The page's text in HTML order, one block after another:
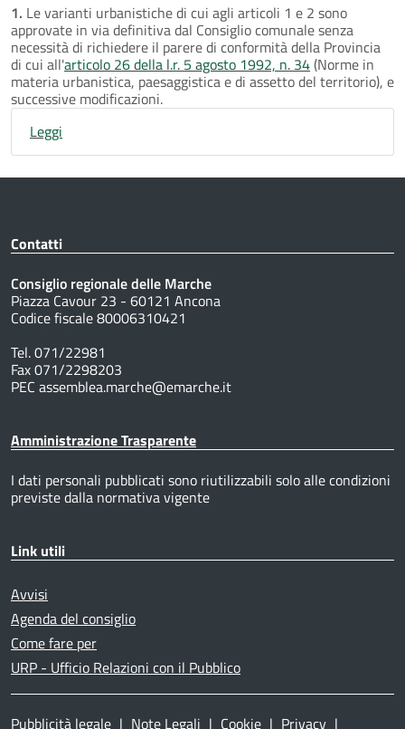
1. Le varianti urbanistiche di cui agli articoli 1 e 2 sono
approvate in via definitiva dal Consiglio comunale senza
necessità di richiedere il parere di conformità della Provincia
di cui all'articolo 26 della l.r. 5 agosto 1992, n. 34(Norme in
materia urbanistica, paesaggistica e di assetto del territorio), e
successive modificazioni.
Leggi
Contatti
Consiglio regionale delle Marche
Piazza Cavour 23 - 60121 Ancona
Codice fiscale 80006310421
Tel. 071/22981
Fax 071/2298203
PEC assemblea.marche@emarche.it
Amministrazione Trasparente
I dati personali pubblicati sono riutilizzabili solo alle condizioni
previste dalla normativa vigente
Link utili
Avvisi
Agenda del consiglio
Come fare per
URP - Ufficio Relazioni con il Pubblico
Pubblicità legale | Note Legali | Cookie | Privacy |